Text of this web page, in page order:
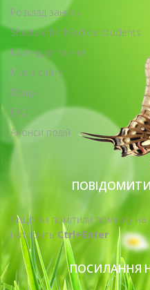
Розклад занять
Shedule for Medical students
Календар тижнів
Мапа сайту
Пошук
FAQ
Анонси подій
Якщо ви помітили помилку на
натисніть Ctrl+Enter
ПОСИЛАННЯ